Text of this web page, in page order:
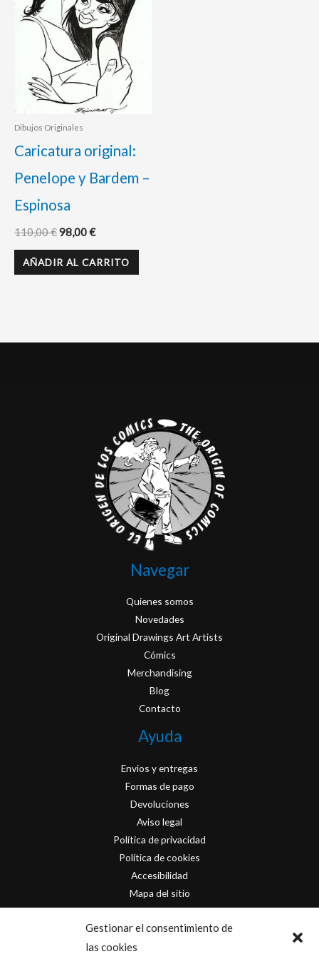
Gestionar el consentimiento de
las cookies
Dibujos Originales
Caricatura original:
Penelope y Bardem –
Espinosa
110,00€98,00€
AÑADIR AL CARRITO
Navegar
Quienes somos
Novedades
Original Drawings Art Artists
Cómics
Merchandising
Blog
Contacto
Ayuda
Envios y entregas
Formas de pago
Devoluciones
Aviso legal
Política de privacidad
Política de cookies
Accesibilidad
Mapa del sitio
Contacto
info@originofcomics.com